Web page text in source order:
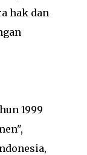
hak dan
1999